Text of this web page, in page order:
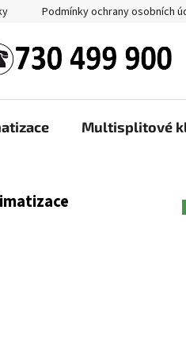
Podmínky ochrany osobních
Multisplitové